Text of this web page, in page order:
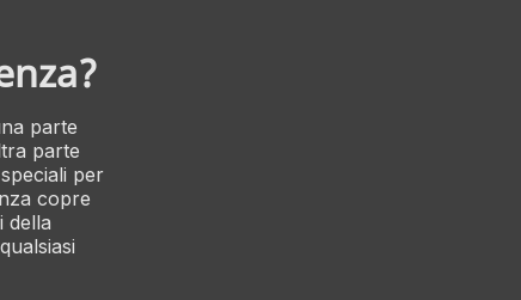
parte
parte
per
copre
della